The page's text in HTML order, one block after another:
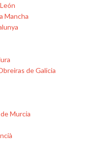
Mancha
de Galicia
Murcia